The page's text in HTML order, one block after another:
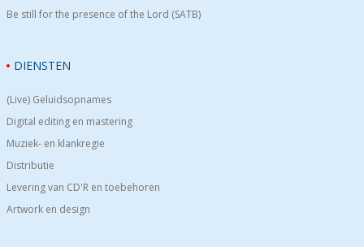
Be still for the presence of the Lord (SATB)
DIENSTEN
(Live) Geluidsopnames
Digital editing en mastering
Muziek- en klankregie
Distributie
Levering van CD'R en toebehoren
Artwork en design